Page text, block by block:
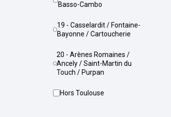
Basso-Cambo
19 - Casselardit / Fontaine-
Bayonne / Cartoucherie
20 - Arènes Romaines /
Ancely / Saint-Martin du
Touch / Purpan
Hors Toulouse